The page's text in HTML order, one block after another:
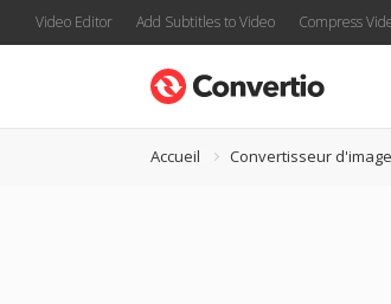
Video Editor Add Subtitles to Video Compress
Accueil Convertisseur d'image